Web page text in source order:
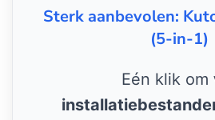
Sterk aanbevolen:
(5-in-1)
Eén klik om